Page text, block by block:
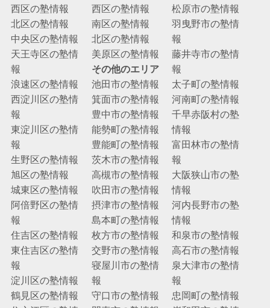
西区の塾情報
北区の塾情報
中央区の塾情報
天王寺区の塾情
報
浪速区の塾情報
西淀川区の塾情
報
東淀川区の塾情
報
生野区の塾情報
旭区の塾情報
城東区の塾情報
阿倍野区の塾情
報
住吉区の塾情報
東住吉区の塾情
報
淀川区の塾情報
鶴見区の塾情報
西区の塾情報
南区の塾情報
北区の塾情報
美原区の塾情報
その他のエリア
池田市の塾情報
箕面市の塾情報
豊中市の塾情報
能勢町の塾情報
豊能町の塾情報
茨木市の塾情報
高槻市の塾情報
吹田市の塾情報
摂津市の塾情報
島本町の塾情報
枚方市の塾情報
交野市の塾情報
寝屋川市の塾情
報
守口市の塾情報
松原市の塾情報
羽曳野市の塾情
報
藤井寺市の塾情
報
太子町の塾情報
河南町の塾情報
千早赤阪村の塾
情報
富田林市の塾情
報
大阪狭山市の塾
情報
河内長野市の塾
情報
和泉市の塾情報
高石市の塾情報
泉大津市の塾情
報
忠岡町の塾情報